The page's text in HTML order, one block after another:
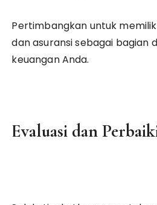
Pertimbangkan untuk
dan asuransi sebagai bagian
keuangan Anda.
Evaluasi dan